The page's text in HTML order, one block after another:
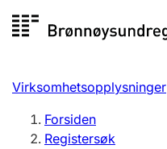
Registersøk
Aksjeselskap
Virksomhetsopplysninger
Forsiden
Registersøk